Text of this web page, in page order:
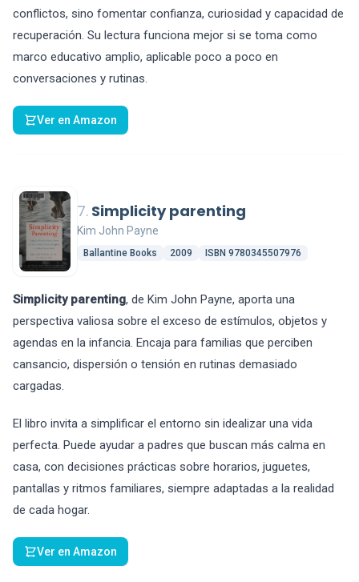
conflictos, sino fomentar confianza, curiosidad y capacidad de
recuperación. Su lectura funciona mejor si se toma como
marco educativo amplio, aplicable poco a poco en
conversaciones y rutinas.
Ver en Amazon
7. Simplicity parenting
Kim John Payne
Ballantine Books 2009 ISBN 9780345507976
Simplicity parenting, de Kim John Payne, aporta una
perspectiva valiosa sobre el exceso de estímulos, objetos y
agendas en la infancia. Encaja para familias que perciben
cansancio, dispersión o tensión en rutinas demasiado
cargadas.
El libro invita a simplificar el entorno sin idealizar una vida
perfecta. Puede ayudar a padres que buscan más calma en
casa, con decisiones prácticas sobre horarios, juguetes,
pantallas y ritmos familiares, siempre adaptadas a la realidad
de cada hogar.
Ver en Amazon